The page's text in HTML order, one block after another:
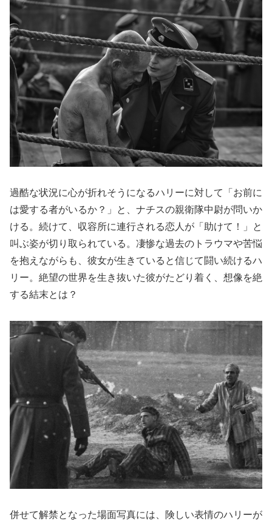
過酷な状況に心が折れそうになるハリーに対して「お前に
は愛する者がいるか？」と、ナチスの親衛隊中尉が問いか
ける。続けて、収容所に連行される恋人が「助けて！」と
叫ぶ姿が切り取られている。凄惨な過去のトラウマや苦悩
を抱えながらも、彼女が生きていると信じて闘い続けるハ
リー。絶望の世界を生き抜いた彼がたどり着く、想像を絶
する結末とは？
併せて解禁となった場面写真には、険しい表情のハリーが